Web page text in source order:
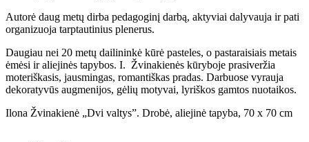
Autorė daug metų dirba pedagoginį darbą, aktyviai dalyvauja ir pati
organizuoja tarptautinius plenerus.
Daugiau nei 20 metų dailininkė kūrė pasteles, o pastaraisiais metais
ėmėsi ir aliejinės tapybos. I. Žvinakienės kūryboje prasiveržia
moteriškasis, jausmingas, romantiškas pradas. Darbuose vyrauja
dekoratyvūs augmenijos, gėlių motyvai, lyriškos gamtos nuotaikos.
Ilona Žvinakienė „Dvi valtys”. Drobė, aliejinė tapyba, 70 x 70 cm